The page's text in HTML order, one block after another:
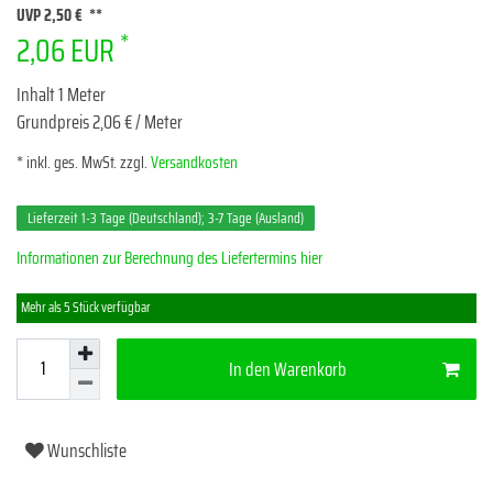
UVP 2,50 €
2,06 EUR *
Inhalt1Meter
Grundpreis2,06 € / Meter
* inkl. ges. MwSt. zzgl.Versandkosten
Lieferzeit 1-3 Tage (Deutschland); 3-7 Tage (Ausland)
Informationen zur Berechnung des Liefertermins hier
Mehr als 5 Stück verfügbar
In den Warenkorb
Wunschliste